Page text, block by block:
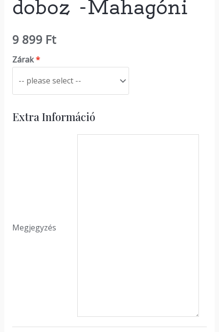
doboz -Mahagóni
9 899 Ft
Zárak
Extra Információ
Megjegyzés